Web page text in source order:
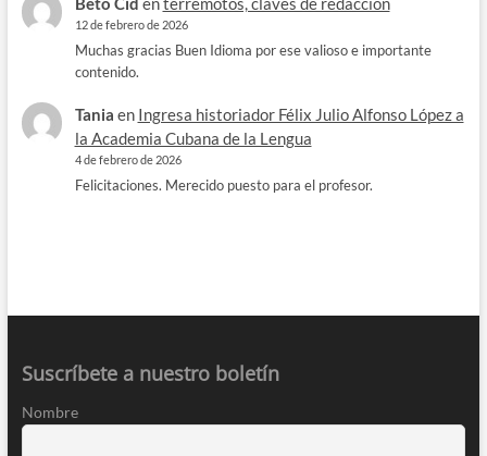
12 de febrero de 2026
Muchas gracias Buen Idioma por ese valioso e importante
contenido.
Tania en Ingresa historiador Félix Julio Alfonso López a
la Academia Cubana de la Lengua
4 de febrero de 2026
Felicitaciones. Merecido puesto para el profesor.
Suscríbete a nuestro boletín
Nombre